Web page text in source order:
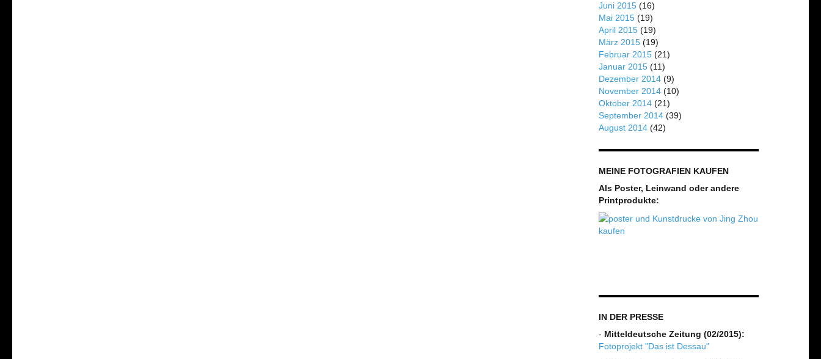
Juni 2015(16)
Mai 2015(19)
April 2015(19)
März 2015(19)
Februar 2015(21)
Januar 2015(11)
Dezember 2014(9)
November 2014(10)
Oktober 2014(21)
September 2014(39)
August 2014(42)
MEINE FOTOGRAFIEN KAUFEN
Als Poster, Leinwand oder andere
Printprodukte:
IN DER PRESSE
- Mitteldeutsche Zeitung (02/2015):
Fotoprojekt "Das ist Dessau"